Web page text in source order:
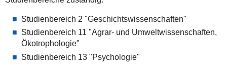
Studienbereich 2 "Geschichtswissenschaften"
Studienbereich 11 "Agrar- und Umweltwissenschaften,
Ökotrophologie"
Studienbereich 13 "Psychologie"